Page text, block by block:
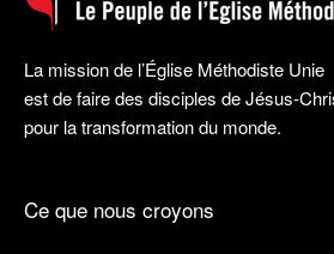
La mission de l’Église Méthodiste Unie
est de faire des disciples de Jésus-
pour la transformation du monde.
Ce que nous croyons